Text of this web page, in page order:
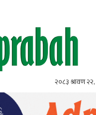
२०८३ श्रावण २२,